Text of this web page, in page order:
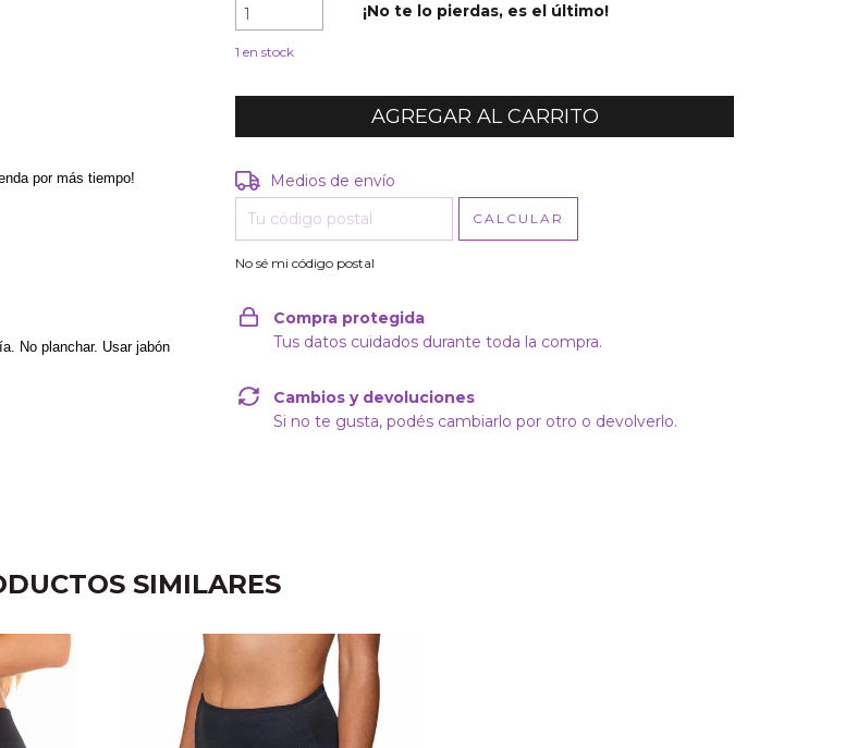
por más tiempo!
No planchar. Usar jabón
1 en stock
¡No te lo pierdas, es el último!
Entregas para el CP:
Medios de envío
CALCULAR
No sé mi código postal
Compra protegida
Tus datos cuidados durante toda la compra.
Cambios y devoluciones
Si no te gusta, podés cambiarlo por otro o devolverlo.
SIMILARES